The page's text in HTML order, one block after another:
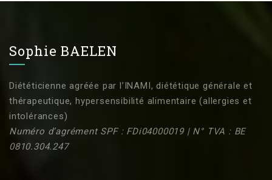
Sophie BAELEN
Diététicienne agréée par l’INAMI, diététique générale et
thérapeutique, hypersensibilité alimentaire (allergies et
intolérances)
Numéro d’agrément SPF : FDi04000019 | N° TVA : BE
0810.304.247